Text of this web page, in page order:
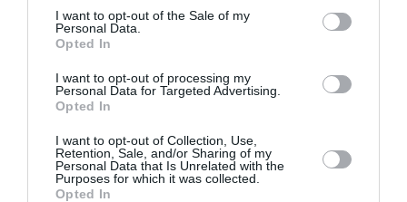
I want to opt-out of the Sale of my
Personal Data.
Opted In
I want to opt-out of processing my
Personal Data for Targeted Advertising.
Opted In
I want to opt-out of Collection, Use,
Retention, Sale, and/or Sharing of my
Personal Data that Is Unrelated with the
Purposes for which it was collected.
Opted In
Ο Βασίλης
Αλεξάκης
Διδάκτωρ του
Πανεπιστημίου
Σεμινάριο
Βασίλη Αλεξάκη
στο ΚΕΤ